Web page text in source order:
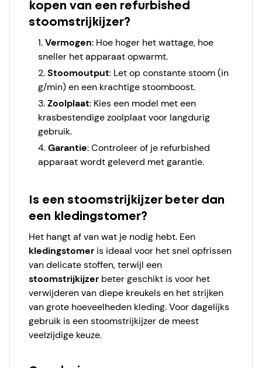
kopen van een refurbished
stoomstrijkijzer?
Vermogen: Hoe hoger het wattage, hoe
sneller het apparaat opwarmt.
Stoomoutput: Let op constante stoom (in
g/min) en een krachtige stoomboost.
Zoolplaat: Kies een model met een
krasbestendige zoolplaat voor langdurig
gebruik.
Garantie: Controleer of je refurbished
apparaat wordt geleverd met garantie.
Is een stoomstrijkijzer beter dan
een kledingstomer?
Het hangt af van wat je nodig hebt. Een
kledingstomer is ideaal voor het snel opfrissen
van delicate stoffen, terwijl een
stoomstrijkijzer beter geschikt is voor het
verwijderen van diepe kreukels en het strijken
van grote hoeveelheden kleding. Voor dagelijks
gebruik is een stoomstrijkijzer de meest
veelzijdige keuze.